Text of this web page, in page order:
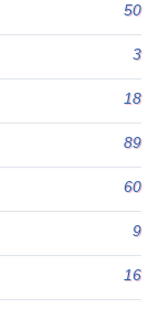
50
3
18
89
60
9
16